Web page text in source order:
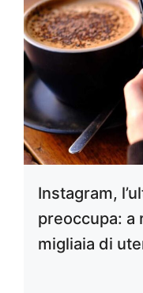
Instagram,
preoccupa: a
migliaia di